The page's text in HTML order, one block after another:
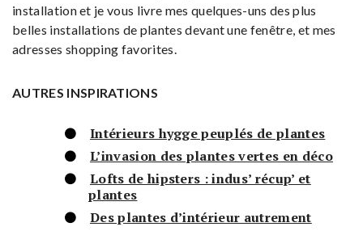
installation et je vous livre mes quelques-uns des plus
belles installations de plantes devant une fenêtre, et mes
adresses shopping favorites.
AUTRES INSPIRATIONS
Intérieurs hygge peuplés de plantes
L’invasion des plantes vertes en déco
Lofts de hipsters : indus’ récup’ et
plantes
Des plantes d’intérieur autrement